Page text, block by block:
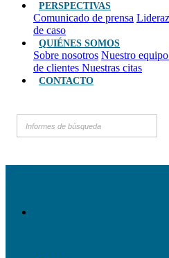
PERSPECTIVAS
Comunicado de prensa
de caso
QUIÉNES SOMOS
Sobre nosotros Nuestro equipo
de clientes Nuestras citas
CONTACTO